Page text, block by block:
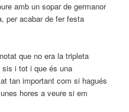
amb un sopar de germanor
per acabar de fer festa
que no era la tripleta
sis i tot i que és una
tan important com si hagués
hores a veure si em